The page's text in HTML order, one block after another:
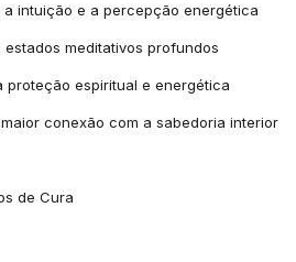
a intuição e a percepção energética
estados meditativos profundos
proteção espiritual e energética
conexão com a sabedoria interior
de Cura